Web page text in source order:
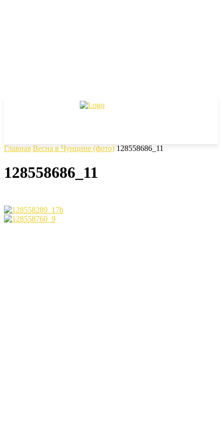
Главная Весна в Чунцине (фото) 128558686_11
128558686_11